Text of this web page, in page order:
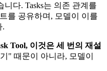
다. Tasks는 의존 관계를
를 공유하며, 모델이 이를
.
Tool, 이것은 세 번의 재설
" 때문이 아니라, 모델이